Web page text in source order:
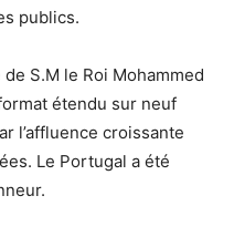
publics.
S.M le Roi Mohammed
étendu sur neuf
l’affluence croissante
Le Portugal a été